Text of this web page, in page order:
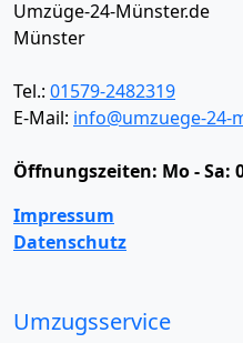
Umzüge-24-Münster.de
Münster
Tel.: 01579-2482319
E-Mail: info@umzuege-24-
Öffnungszeiten: Mo - Sa:
Impressum
Datenschutz
Umzugsservice